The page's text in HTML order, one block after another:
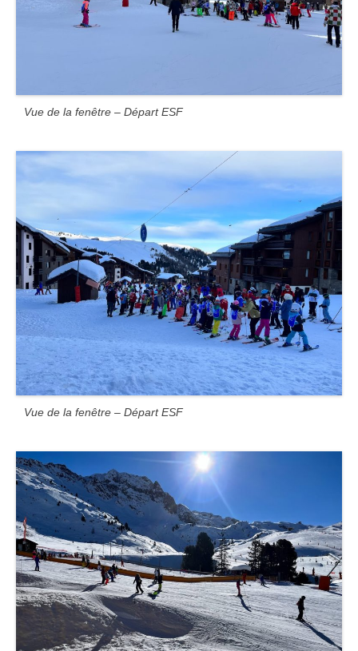
Vue de la fenêtre – Départ ESF
Vue de la fenêtre – Départ ESF